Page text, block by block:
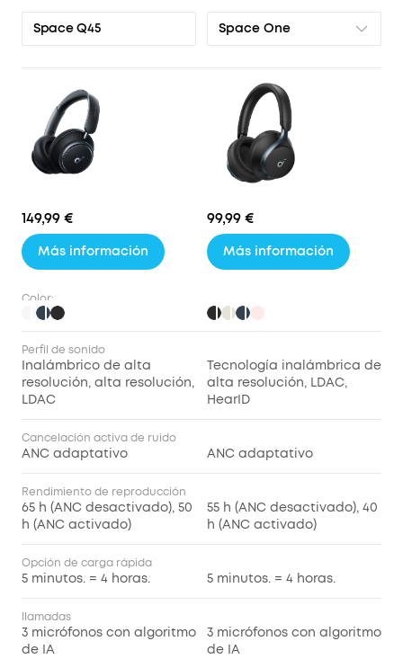
Space Q45 Space One
149,99 € 99,99 €
Más información Más información
Color:
Perfil de sonido
Inalámbrico de alta
resolución, alta resolución,
LDAC
Tecnología inalámbrica de
alta resolución, LDAC,
HearID
Cancelación activa de ruido
ANC adaptativo ANC adaptativo
Rendimiento de reproducción
65 h (ANC desactivado), 50
h (ANC activado)
55 h (ANC desactivado), 40
h (ANC activado)
Opción de carga rápida
5 minutos. = 4 horas. 5 minutos. = 4 horas.
llamadas
3 micrófonos con algoritmo
de IA
3 micrófonos con algoritmo
de IA